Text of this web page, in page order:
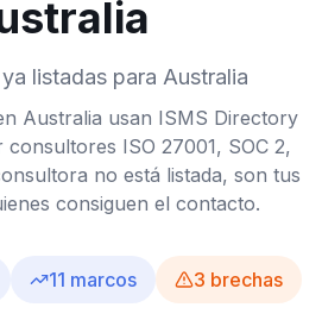
listadas para Australia
Australia usan ISMS Directory
ISO 27001, SOC 2,
no está listada, son tus
consiguen el contacto.
11 marcos 3 brechas